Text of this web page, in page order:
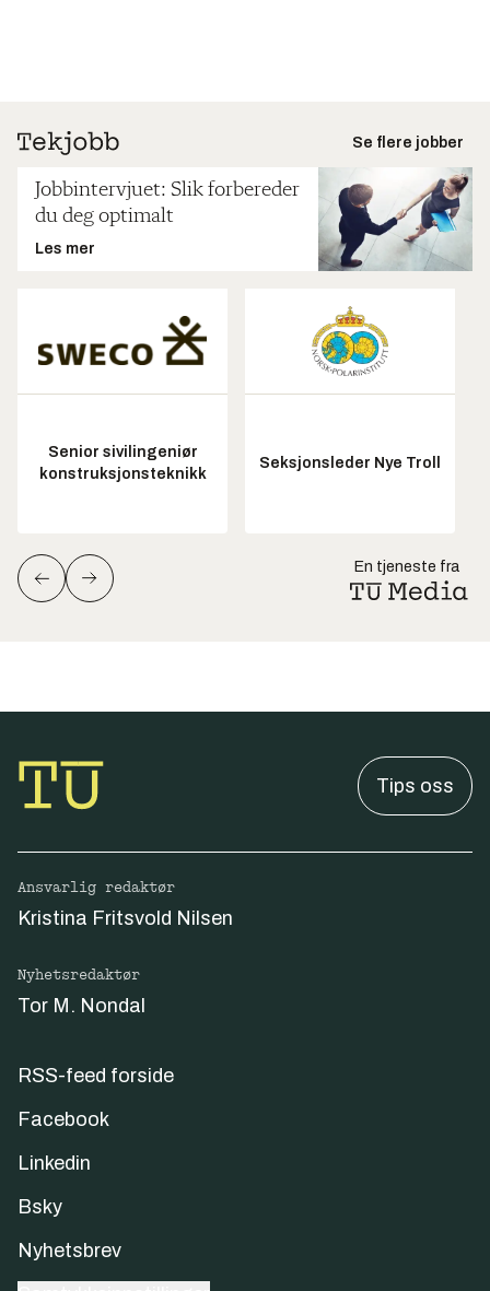
Se flere jobber
Jobbintervjuet: Slik forbereder
du deg optimalt
Les mer
Senior sivilingeniør
konstruksjonsteknikk
Seksjonsleder Nye Troll
En tjeneste fra
Tips oss
Ansvarlig redaktør
Kristina Fritsvold Nilsen
Nyhetsredaktør
Tor M. Nondal
RSS-feed forside
Facebook
Linkedin
Bsky
Nyhetsbrev